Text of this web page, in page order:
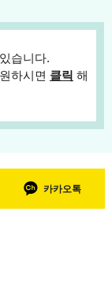
습니다.
하시면 클릭 해
카카오톡